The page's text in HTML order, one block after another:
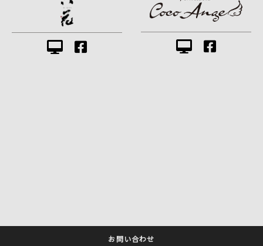
お問い合わせ